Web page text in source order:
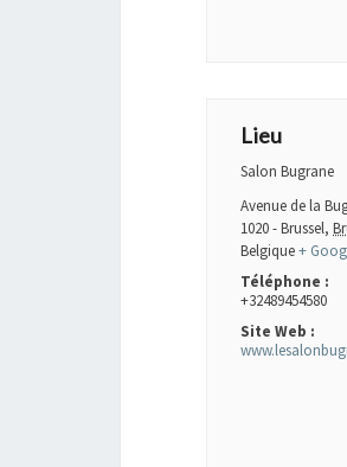
Lieu
Salon Bugrane
Avenue de la
1020 - Brussel,
Belgique+
Téléphone :
+32489454580
Site Web :